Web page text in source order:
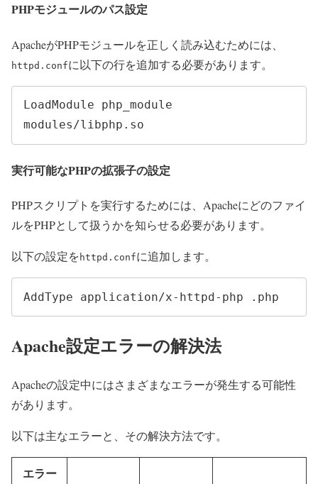
PHPモジュールのパス設定
ApacheがPHPモジュールを正しく読み込むためには、
httpd.confに以下の行を追加する必要があります。
LoadModule php_module
modules/libphp.so
実行可能なPHPの拡張子の設定
PHPスクリプトを実行するためには、Apacheにどのファイ
ルをPHPとして扱うかを知らせる必要があります。
以下の設定を httpd.confに追加します。
AddType application/x-httpd-php .php
Apache設定エラーの解決法
Apacheの設定中にはさまざまなエラーが発生する可能性
があります。
以下は主なエラーと、その解決方法です。
エラー